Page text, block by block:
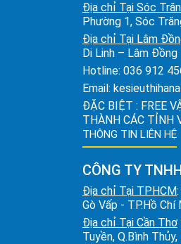
Địa chỉ Tại Sóc
Phường 1, Sóc
Địa chỉ Tại Lâm
Di Linh – Lâm Đồng
Hotline: 036 912
Email:
ĐẶC BIỆT : FREE
THÀNH CÁC TỈNH
THÔNG TIN LIÊN HỆ
CÔNG TY
Địa chỉ Tại TPHCM
Gò Vấp - TP.Hồ Chí
Địa chỉ Tại Cần Thơ
Tuyền, Q.Bình